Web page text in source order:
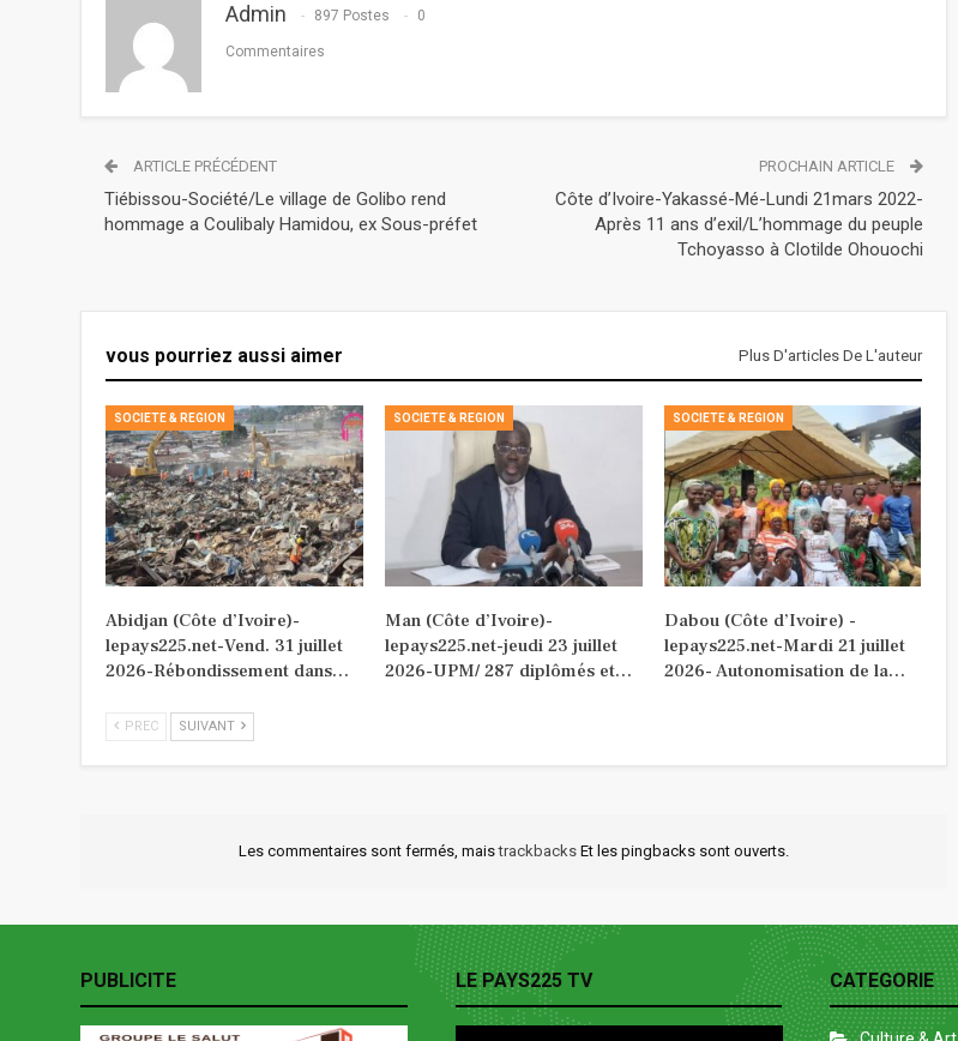
Admin 897 Postes 0
Commentaires
ARTICLE PRÉCÉDENT
Tiébissou-Société/Le village de Golibo rend
hommage a Coulibaly Hamidou, ex Sous-préfet
PROCHAIN ARTICLE
Côte d’Ivoire-Yakassé-Mé-Lundi 21mars 2022-
Après 11 ans d’exil/L’hommage du peuple
Tchoyasso à Clotilde Ohouochi
vous pourriez aussi aimer Plus D'articles De L'auteur
SOCIETE & REGION
Abidjan (Côte d’Ivoire)-
lepays225.net-Vend. 31 juillet
2026-Rébondissement dans…
SOCIETE & REGION
Man (Côte d’Ivoire)-
lepays225.net-jeudi 23 juillet
2026-UPM/ 287 diplômés et…
SOCIETE & REGION
Dabou (Côte d’Ivoire) -
lepays225.net-Mardi 21 juillet
2026- Autonomisation de la…
PREC SUIVANT
Les commentaires sont fermés, maistrackbacks Et les pingbacks sont ouverts.
PUBLICITE LE PAYS225 TV CATEGORIE